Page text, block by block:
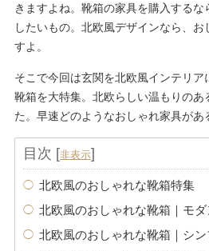
きますよね。靴箱の家具を購入する
したいもの。北欧風デザインなら、
すよ。
そこで今回は玄関を北欧風インテリ
靴箱を大特集。北欧らしい温もりのあ
た。早速どのようなおしゃれ家具があ
目次 [非表示]
北欧風のおしゃれな靴箱特集
北欧風のおしゃれな靴箱｜モダ
北欧風のおしゃれな靴箱｜シ